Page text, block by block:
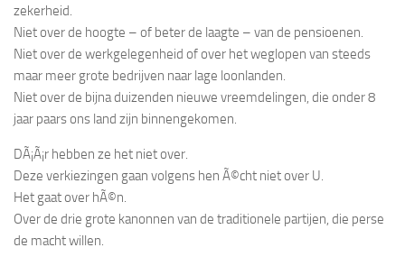
zekerheid.
Niet over de hoogte – of beter de laagte – van de pensioenen.
Niet over de werkgelegenheid of over het weglopen van steeds
maar meer grote bedrijven naar lage loonlanden.
Niet over de bijna duizenden nieuwe vreemdelingen, die onder 8
jaar paars ons land zijn binnengekomen.
DÃ¡Ã¡r hebben ze het niet over.
Deze verkiezingen gaan volgens hen Ã©cht niet over U.
Het gaat over hÃ©n.
Over de drie grote kanonnen van de traditionele partijen, die perse
de macht willen.